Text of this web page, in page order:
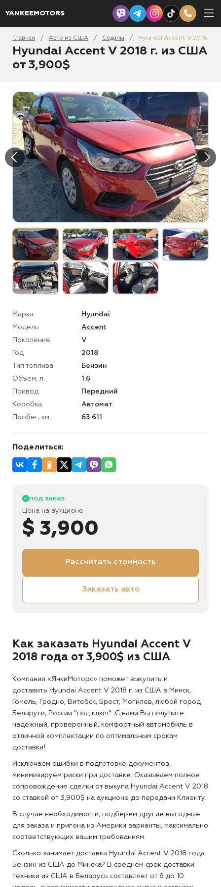
YANKEEMOTORS
Главная / Авто из США / Седаны / Hyundai Accent V 2018
Hyundai Accent V 2018 г. из США
от 3,900$
Марка
Hyundai
Модель
Accent
Поколение
V
Год
2018
Тип топлива
Бензин
Объем, л.
1.6
Привод
Передний
Коробка
Автомат
Пробег, км.
63 611
Поделиться:
под заказ
Цена на аукционе
$ 3,900
Рассчитать стоимость
Заказать авто
Как заказать Hyundai Accent V
2018 года от 3,900$ из США
Компания «ЯнкиМоторс» поможет выкупить и
доставить Hyundai Accent V 2018 г. из США в Минск,
Гомель, Гродно, Витебск, Брест, Могилев, любой город
Беларуси, России "под ключ". С нами Вы получите
надежный, проверенный, комфортный автомобиль в
отличной комплектации по оптимальным срокам
доставки!
Исключаем ошибки в подготовке документов,
минимизируем риски при доставке. Оказываем полное
сопровождение сделки от выкупа Hyundai Accent V 2018
со ставкой от 3,900$ на аукционе до передачи Клиенту.
В случае необходимости, подберем другие выгодные
для заказа и пригона из Америки варианты, максимально
соответствующих вашим требованиям.
Сколько занимает доставка Hyundai Accent V 2018 года
Бензин из США до Минска? В среднем срок доставки
техники из США в Беларусь составляет от 6 до 10